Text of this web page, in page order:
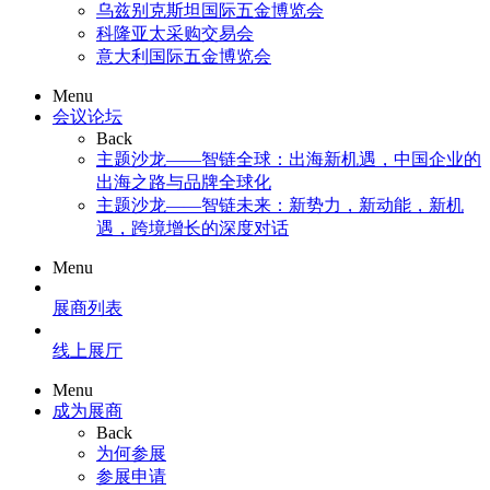
乌兹别克斯坦国际五金博览会
科隆亚太采购交易会
意大利国际五金博览会
Menu
会议论坛
Back
主题沙龙——智链全球：出海新机遇，中国企业的
出海之路与品牌全球化
主题沙龙——智链未来：新势力，新动能，新机
遇，跨境增长的深度对话
Menu
展商列表
线上展厅
Menu
成为展商
Back
为何参展
参展申请